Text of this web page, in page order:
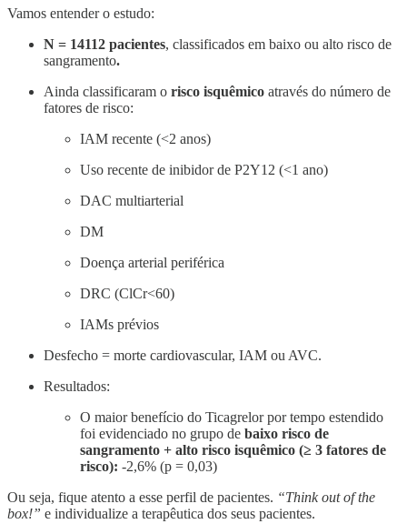
Vamos entender o estudo:
N = 14112 pacientes, classificados em baixo ou alto risco de
sangramento.
Ainda classificaram o risco isquêmico através do número de
fatores de risco:
IAM recente (<2 anos)
Uso recente de inibidor de P2Y12 (<1 ano)
DAC multiarterial
DM
Doença arterial periférica
DRC (ClCr<60)
IAMs prévios
Desfecho = morte cardiovascular, IAM ou AVC.
Resultados:
O maior benefício do Ticagrelor por tempo estendido
foi evidenciado no grupo de baixo risco de
sangramento + alto risco isquêmico (≥ 3 fatores de
risco): -2,6% (p = 0,03)
Ou seja, fique atento a esse perfil de pacientes. “Think out of the
box!” e individualize a terapêutica dos seus pacientes.